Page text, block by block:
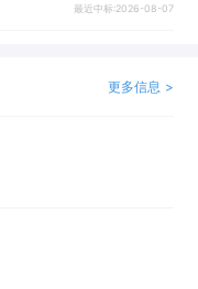
最近中标:2026-08-07
更多信息 >